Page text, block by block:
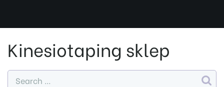
content
Kinesiotaping sklep